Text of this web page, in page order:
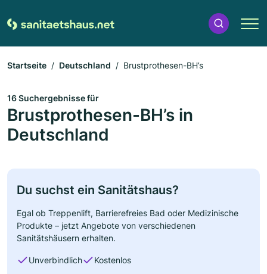
Startseite Deutschland Brustprothesen-BH’s
16 Suchergebnisse für
Brustprothesen-BH’s in
Deutschland
Du suchst ein Sanitätshaus?
Egal ob Treppenlift, Barrierefreies Bad oder Medizinische
Produkte – jetzt Angebote von verschiedenen
Sanitätshäusern erhalten.
Unverbindlich Kostenlos